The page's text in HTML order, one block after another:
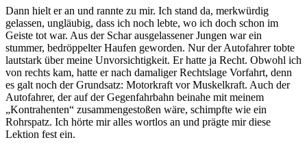
Dann hielt er an und rannte zu mir. Ich stand da, merkwürdig
gelassen, ungläubig, dass ich noch lebte, wo ich doch schon im
Geiste tot war. Aus der Schar ausgelassener Jungen war ein
stummer, bedröppelter Haufen geworden. Nur der Autofahrer tobte
lautstark über meine Unvorsichtigkeit. Er hatte ja Recht. Obwohl ich
von rechts kam, hatte er nach damaliger Rechtslage Vorfahrt, denn
es galt noch der Grundsatz: Motorkraft vor Muskelkraft. Auch der
Autofahrer, der auf der Gegenfahrbahn beinahe mit meinem
Kontrahenten
zusammengestoßen wäre, schimpfte wie ein
Rohrspatz. Ich hörte mir alles wortlos an und prägte mir diese
Lektion fest ein.